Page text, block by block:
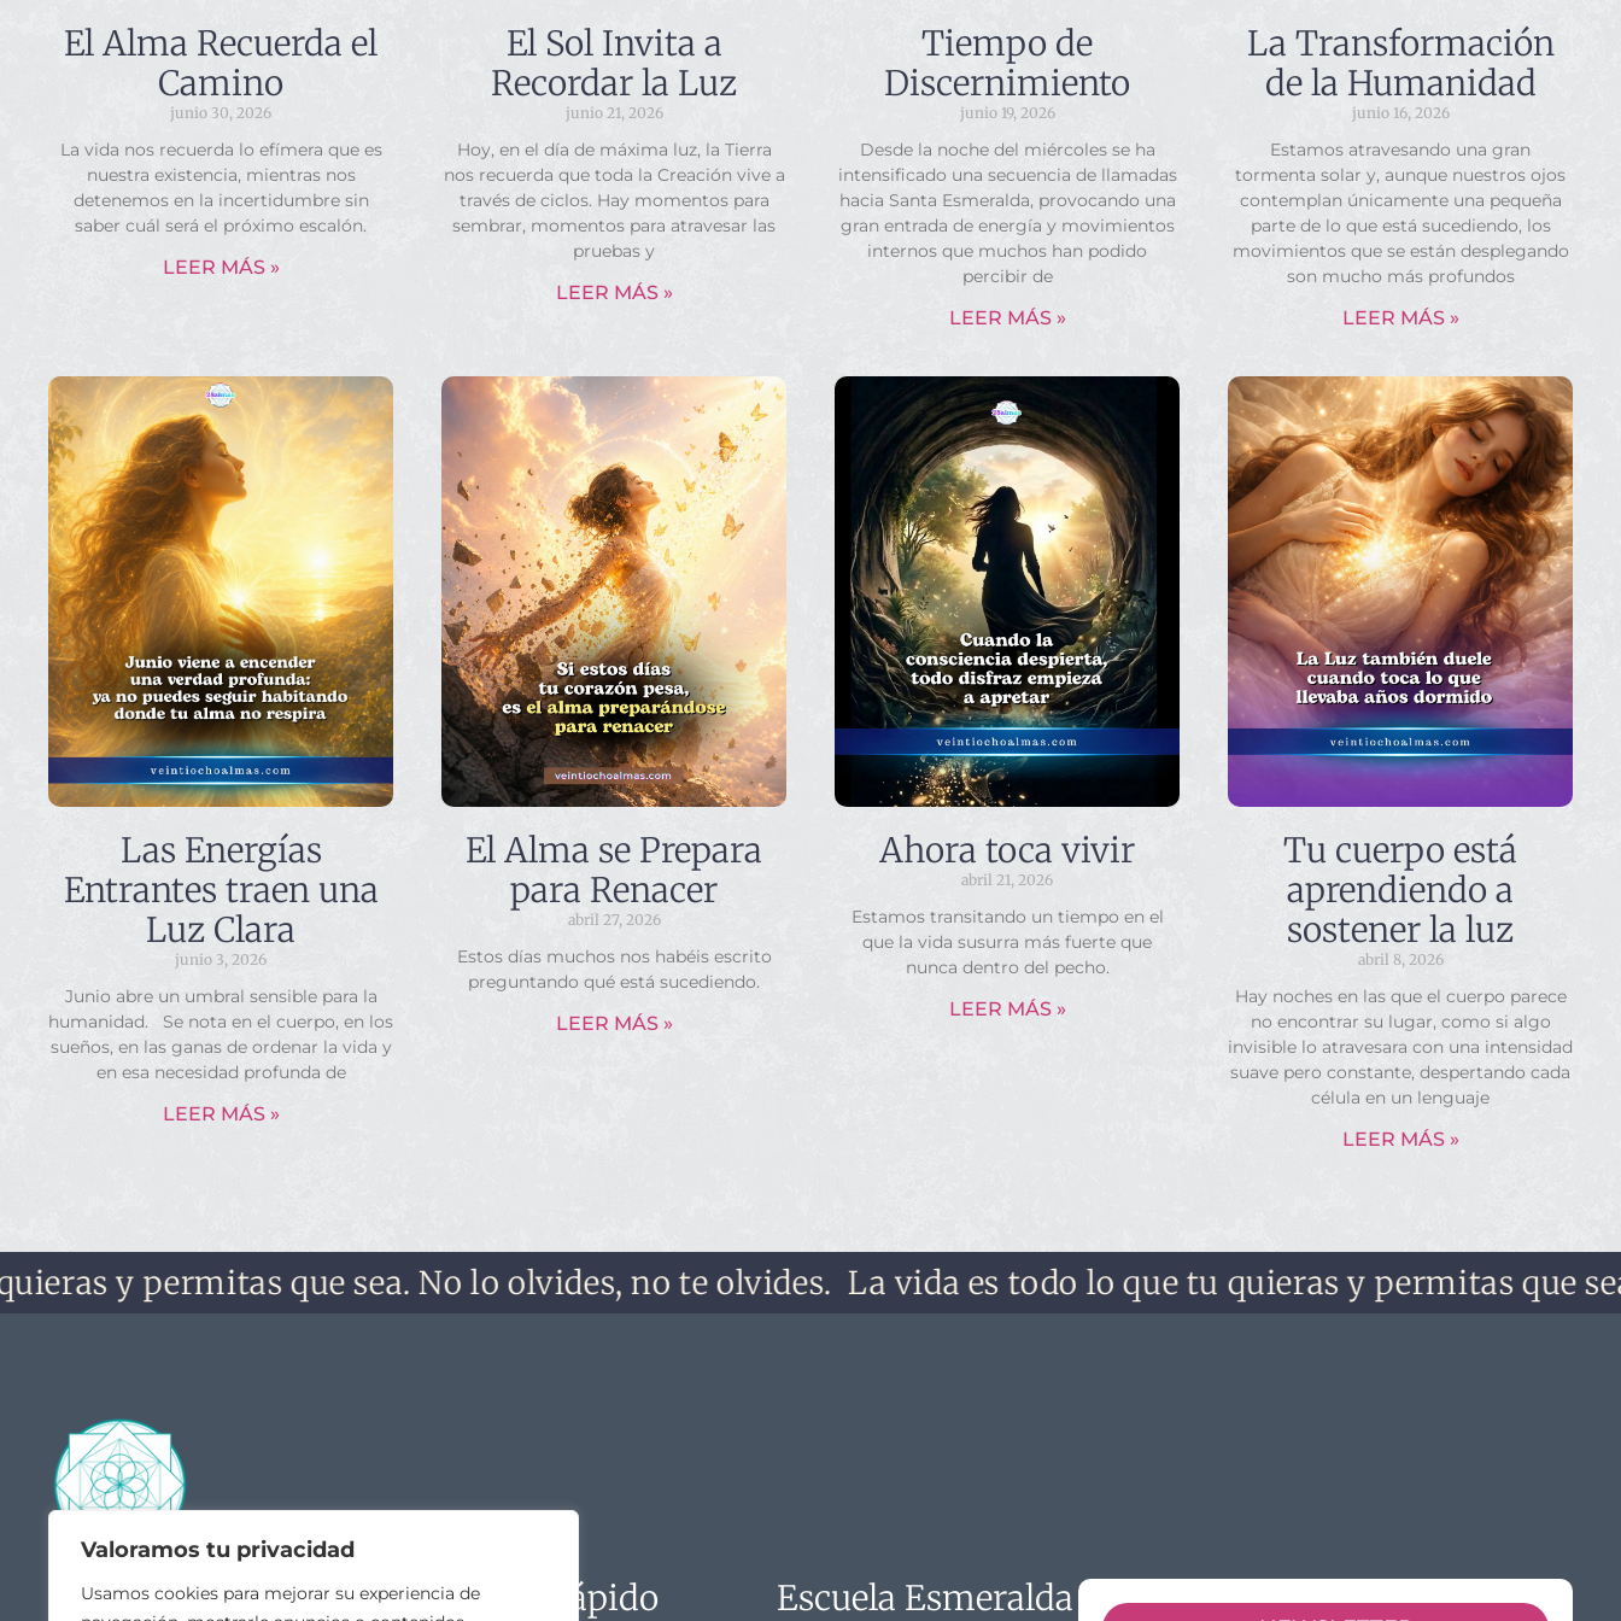
Valoramos tu privacidad
Usamos cookies para mejorar su experiencia de
El Alma Recuerda el
Camino
junio 30, 2026
La vida nos recuerda lo efímera que es
nuestra existencia, mientras nos
detenemos en la incertidumbre sin
saber cuál será el próximo escalón.
LEER MÁS »
El Sol Invita a
Recordar la Luz
junio 21, 2026
Hoy, en el día de máxima luz, la Tierra
nos recuerda que toda la Creación vive a
través de ciclos. Hay momentos para
sembrar, momentos para atravesar las
pruebas y
LEER MÁS »
Tiempo de
Discernimiento
junio 19, 2026
Desde la noche del miércoles se ha
intensificado una secuencia de llamadas
hacia Santa Esmeralda, provocando una
gran entrada de energía y movimientos
internos que muchos han podido
percibir de
LEER MÁS »
La Transformación
de la Humanidad
junio 16, 2026
Estamos atravesando una gran
tormenta solar y, aunque nuestros ojos
contemplan únicamente una pequeña
parte de lo que está sucediendo, los
movimientos que se están desplegando
son mucho más profundos
LEER MÁS »
Las Energías
Entrantes traen una
Luz Clara
junio 3, 2026
Junio abre un umbral sensible para la
humanidad. Se nota en el cuerpo, en los
sueños, en las ganas de ordenar la vida y
en esa necesidad profunda de
LEER MÁS »
El Alma se Prepara
para Renacer
abril 27, 2026
Estos días muchos nos habéis escrito
preguntando qué está sucediendo.
LEER MÁS »
Ahora toca vivir
abril 21, 2026
Estamos transitando un tiempo en el
que la vida susurra más fuerte que
nunca dentro del pecho.
LEER MÁS »
Tu cuerpo está
aprendiendo a
sostener la luz
abril 8, 2026
Hay noches en las que el cuerpo parece
no encontrar su lugar, como si algo
invisible lo atravesara con una intensidad
suave pero constante, despertando cada
célula en un lenguaje
LEER MÁS »
y permitas que sea. No lo olvides, no te olvides.La vida es todo lo que tu quieras y permitas que sea.
Contacto
Acceso rápido Escuela Esmeralda